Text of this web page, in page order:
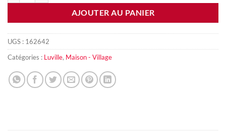
AJOUTER AU PANIER
UGS : 162642
Catégories : Luville, Maison - Village